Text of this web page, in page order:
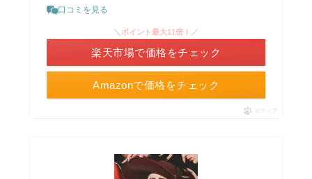
口コミを見る
Amazonで価格をチェック
＼ポイント最大11倍！／
楽天市場で価格をチェック
ポチップ